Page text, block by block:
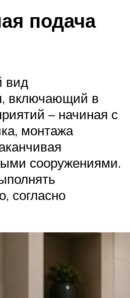
подача
вид
включающий в
– начиная с
монтажа
сооружениями.
согласно